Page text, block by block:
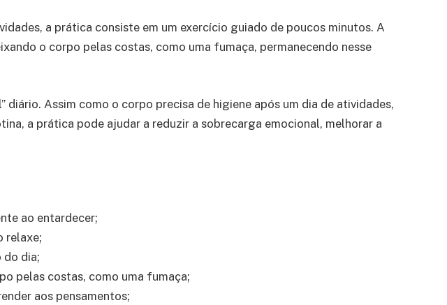
a prática consiste em um exercício guiado de poucos minutos. A
o corpo pelas costas, como uma fumaça, permanecendo nesse
Assim como o corpo precisa de higiene após um dia de atividades,
a prática pode ajudar a reduzir a sobrecarga emocional, melhorar a
ao entardecer;
relaxe;
do dia;
pelas costas, como uma fumaça;
aos pensamentos;